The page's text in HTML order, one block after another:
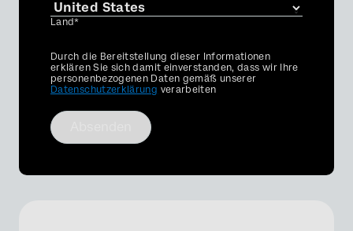
Land*
Privacy
Optin
Durch die Bereitstellung dieser Informationen
erklären Sie sich damit einverstanden, dass wir Ihre
personenbezogenen Daten gemäß unserer
Datenschutzerklärung verarbeiten